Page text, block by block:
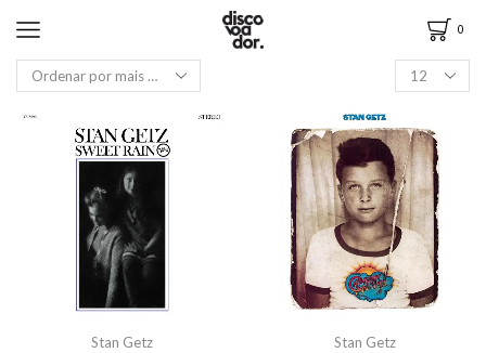
0
Stan Getz Stan Getz